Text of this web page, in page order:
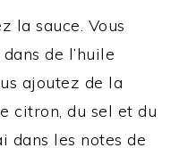
la sauce. Vous
de l’huile
ajoutez de la
citron, du sel et du
dans les notes de